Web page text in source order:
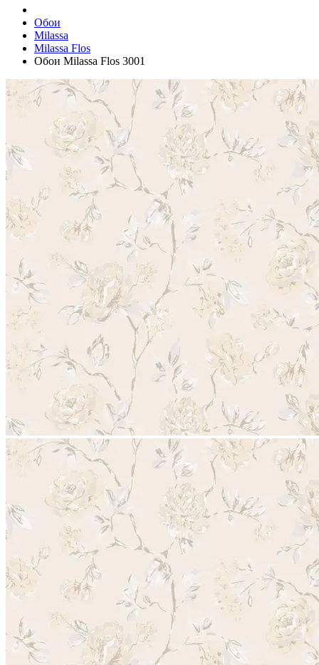
Обои
Milassa
Milassa Flos
Обои Milassa Flos 3001